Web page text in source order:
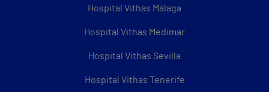
Hospital Vithas Málaga
Hospital Vithas Medimar
Hospital Vithas Sevilla
Hospital Vithas Tenerife